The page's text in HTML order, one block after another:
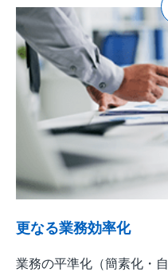
更なる業務効率化
業務の平準化（簡素化・